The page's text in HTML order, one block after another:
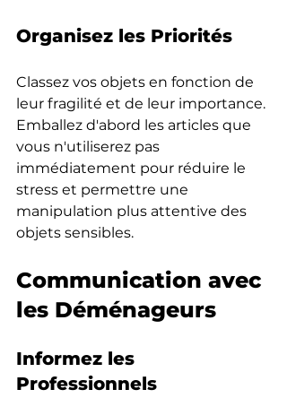
Organisez les Priorités
Classez vos objets en fonction de
leur fragilité et de leur importance.
Emballez d'abord les articles que
vous n'utiliserez pas
immédiatement pour réduire le
stress et permettre une
manipulation plus attentive des
objets sensibles.
Communication avec
les Déménageurs
Informez les
Professionnels